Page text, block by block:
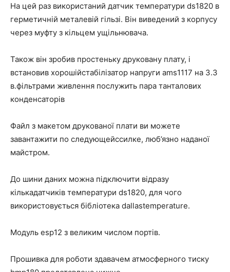
На цей раз використаний датчик температури ds1820 в
герметичній металевій гільзі. Він виведений з корпусу
через муфту з кільцем ущільнювача.
Також він зробив простеньку друковану плату, і
встановив хорошійстабілізатор напруги ams1117 на 3.3
в.фільтрами живлення послужить пара танталових
конденсаторів
Файл з макетом друкованої плати ви можете
завантажити по следующейссилке, люб’язно наданої
майстром.
До шини даних можна підключити відразу
кількадатчиків температури ds1820, для чого
використовується бібліотека dallastemperature.
Модуль esp12 з великим числом портів.
Прошивка для роботи здавачем атмосферного тиску